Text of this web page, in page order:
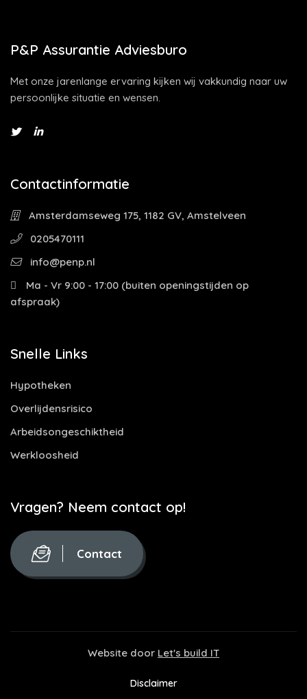
P&P Assurantie Adviesburo
Met onze jarenlange ervaring kijken wij vakkundig naar uw
persoonlijke situatie en wensen.
Contactinformatie
Amsterdamseweg 175, 1182 GV, Amstelveen
0205470111
info@penp.nl
Ma - Vr 9:00 - 17:00 (buiten openingstijden op
afspraak)
Snelle Links
Hypotheken
Overlijdensrisico
Arbeidsongeschiktheid
Werkloosheid
Vragen? Neem contact op!
Contact
Website door Let's build IT
Disclaimer